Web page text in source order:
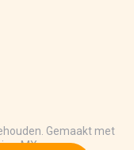
Gemaakt met
MX.